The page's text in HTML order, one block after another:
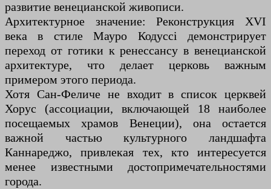
развитие венецианской живописи.
Архитектурное значение: Реконструкция XVI
века в стиле Мауро Кодуcci демонстрирует
переход от готики к ренессансу в венецианской
архитектуре, что делает церковь важным
примером этого периода.
Хотя Сан-Феличе не входит в список церквей
Хорус (ассоциации, включающей 18 наиболее
посещаемых храмов Венеции), она остается
важной частью культурного ландшафта
Каннареджо, привлекая тех, кто интересуется
менее известными достопримечательностями
города.